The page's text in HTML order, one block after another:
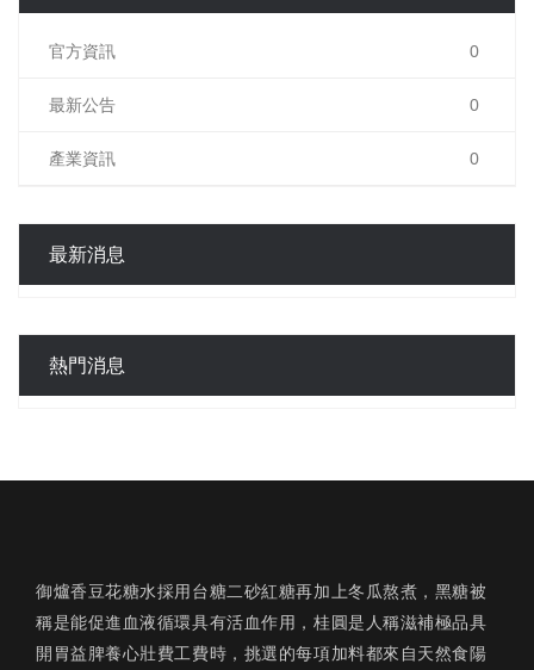
官方資訊 0
最新公告 0
產業資訊 0
最新消息
熱門消息
御爐香豆花糖水採用台糖二砂紅糖再加上冬瓜熬煮，黑糖被
稱是能促進血液循環具有活血作用，桂圓是人稱滋補極品具
開胃益脾養心壯費工費時，挑選的每項加料都來自天然食陽